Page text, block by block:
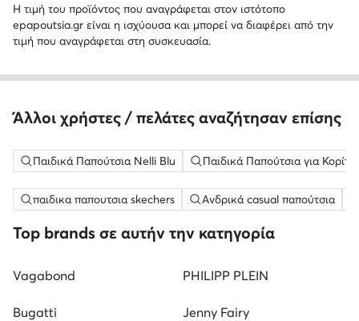
Η τιμή του προϊόντος που αναγράφεται στον ιστότοπο
epapoutsia.gr είναι η ισχύουσα και μπορεί να διαφέρει από την
τιμή που αναγράφεται στη συσκευασία.
Άλλοι χρήστες / πελάτες αναζήτησαν επίσης
Παιδικά Παπούτσια Nelli Blu Παιδικά Παπούτσια για
παιδικα παπουτσια skechers Ανδρικά casual παπούτσια
Top brands σε αυτήν την κατηγορία
Vagabond PHILIPP PLEIN
Bugatti Jenny Fairy